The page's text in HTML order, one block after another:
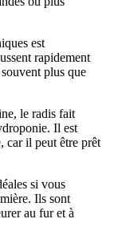
est
rapidement
plus que
le radis fait
Il est
car il peut être prêt
si vous
Ils sont
au fur et à